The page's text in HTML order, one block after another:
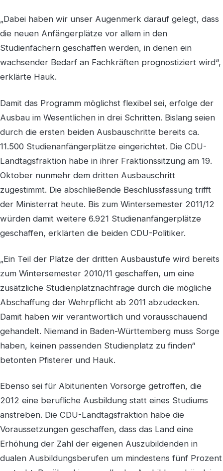
„Dabei haben wir unser Augenmerk darauf gelegt, dass
die neuen Anfängerplätze vor allem in den
Studienfächern geschaffen werden, in denen ein
wachsender Bedarf an Fachkräften prognostiziert wird“,
erklärte Hauk.
Damit das Programm möglichst flexibel sei, erfolge der
Ausbau im Wesentlichen in drei Schritten. Bislang seien
durch die ersten beiden Ausbauschritte bereits ca.
11.500 Studienanfängerplätze eingerichtet. Die CDU-
Landtagsfraktion habe in ihrer Fraktionssitzung am 19.
Oktober nunmehr dem dritten Ausbauschritt
zugestimmt. Die abschließende Beschlussfassung trifft
der Ministerrat heute. Bis zum Wintersemester 2011/12
würden damit weitere 6.921 Studienanfängerplätze
geschaffen, erklärten die beiden CDU-Politiker.
„Ein Teil der Plätze der dritten Ausbaustufe wird bereits
zum Wintersemester 2010/11 geschaffen, um eine
zusätzliche Studienplatznachfrage durch die mögliche
Abschaffung der Wehrpflicht ab 2011 abzudecken.
Damit haben wir verantwortlich und vorausschauend
gehandelt. Niemand in Baden-Württemberg muss Sorge
haben, keinen passenden Studienplatz zu finden“
betonten Pfisterer und Hauk.
Ebenso sei für Abiturienten Vorsorge getroffen, die
2012 eine berufliche Ausbildung statt eines Studiums
anstreben. Die CDU-Landtagsfraktion habe die
Voraussetzungen geschaffen, dass das Land eine
Erhöhung der Zahl der eigenen Auszubildenden in
dualen Ausbildungsberufen um mindestens fünf Prozent